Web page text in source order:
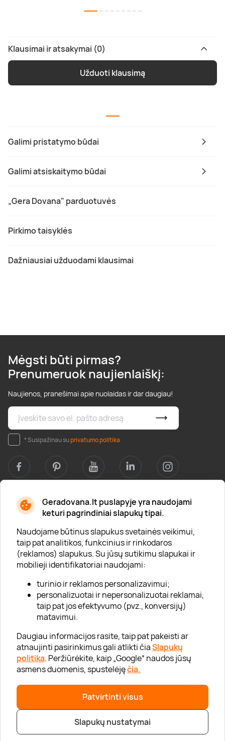
Geradovana.lt puslapyje yra naudojami
keturi pagrindiniai slapukų tipai.
Naudojame būtinus slapukus svetainės veikimui,
taip pat analitikos, funkcinius ir rinkodaros
(reklamos) slapukus. Su jūsų sutikimu slapukai ir
mobilieji identifikatoriai naudojami:
turinio ir reklamos personalizavimui;
personalizuotai ir nepersonalizuotai reklamai,
taip pat jos efektyvumo (pvz., konversijų)
matavimui.
Daugiau informacijos rasite, taip pat pakeisti ar
atnaujinti pasirinkimus gali atlikti čiaSlapukų
politika. Peržiūrėkite, kaip „Google“ naudos jūsų
asmens duomenis, spustelėjęčia.
Patvirtinti visus
Slapukų nustatymai
Galimi pristatymo būdai
Galimi atsiskaitymo būdai
„Gera Dovana" parduotuvės
Pirkimo taisyklės
Dažniausiai užduodami klausimai
Klausimai ir atsakymai (0)
Užduoti klausimą
Mėgsti būti pirmas?
Prenumeruok naujienlaiškį:
Naujienos, pranešimai apie nuolaidas ir dar daugiau!
* Susipažinau suprivatumo politika
Apie mus
Apie „Gera Dovana“
Lojalumo klubas
Karjera
Visi partneriai
Kontaktai
Tinklaraštis
Informacija